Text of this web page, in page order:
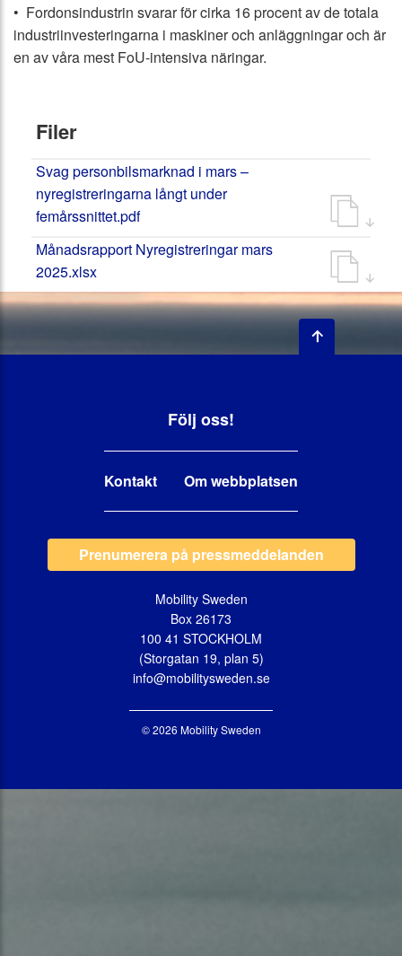
• Fordonsindustrin svarar för cirka 16 procent av de totala
industriinvesteringarna i maskiner och anläggningar och är
en av våra mest FoU-intensiva näringar.
Filer
Svag personbilsmarknad i mars –
nyregistreringarna långt under
femårssnittet.pdf
Månadsrapport Nyregistreringar mars
2025.xlsx
Följ oss!
Kontakt Om webbplatsen
Prenumerera på pressmeddelanden
Mobility Sweden
Box 26173
100 41 STOCKHOLM
(Storgatan 19, plan 5)
info@mobilitysweden.se
© 2026 Mobility Sweden